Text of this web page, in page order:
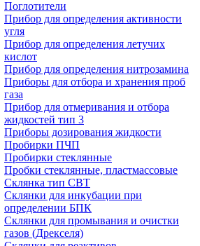
Поглотители
Прибор для определения активности
угля
Прибор для определения летучих
кислот
Прибор для определения нитрозамина
Приборы для отбора и хранения проб
газа
Прибор для отмеривания и отбора
жидкостей тип 3
Приборы дозирования жидкости
Пробирки ПЧП
Пробирки стеклянные
Пробки стеклянные, пластмассовые
Склянка тип СВТ
Склянки для инкубации при
определении БПК
Склянки для промывания и очистки
газов (Дрекселя)